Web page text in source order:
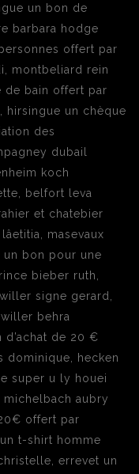
un bon de
barbara hodge
offert par
montbeliard rein
de bain offert par
hirsingue un chèque
des
dubail
koch
belfort leva
et chatebier
masevaux
bon pour une
bieber ruth,
signe gerard,
behra
d’achat de 20 €
dominique, hecken
super u ly houei
michelbach aubry
offert par
t-shirt homme
errevet un